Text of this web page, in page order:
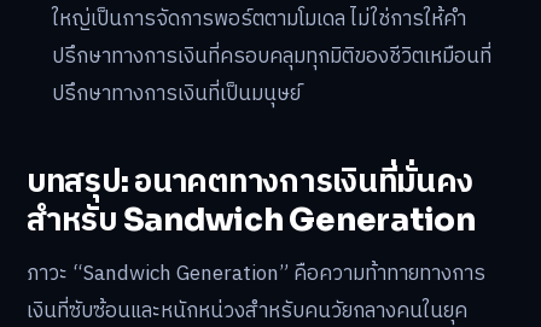
ใหญ่เป็นการจัดการพอร์ตตามโมเดล ไม่ใช่การให้คำ
ปรึกษาทางการเงินที่ครอบคลุมทุกมิติของชีวิตเหมือนที่
ปรึกษาทางการเงินที่เป็นมนุษย์
บทสรุป: อนาคตทางการเงินที่มั่นคง
สำหรับ Sandwich Generation
ภาวะ “Sandwich Generation” คือความท้าทายทางการ
เงินที่ซับซ้อนและหนักหน่วงสำหรับคนวัยกลางคนในยุค